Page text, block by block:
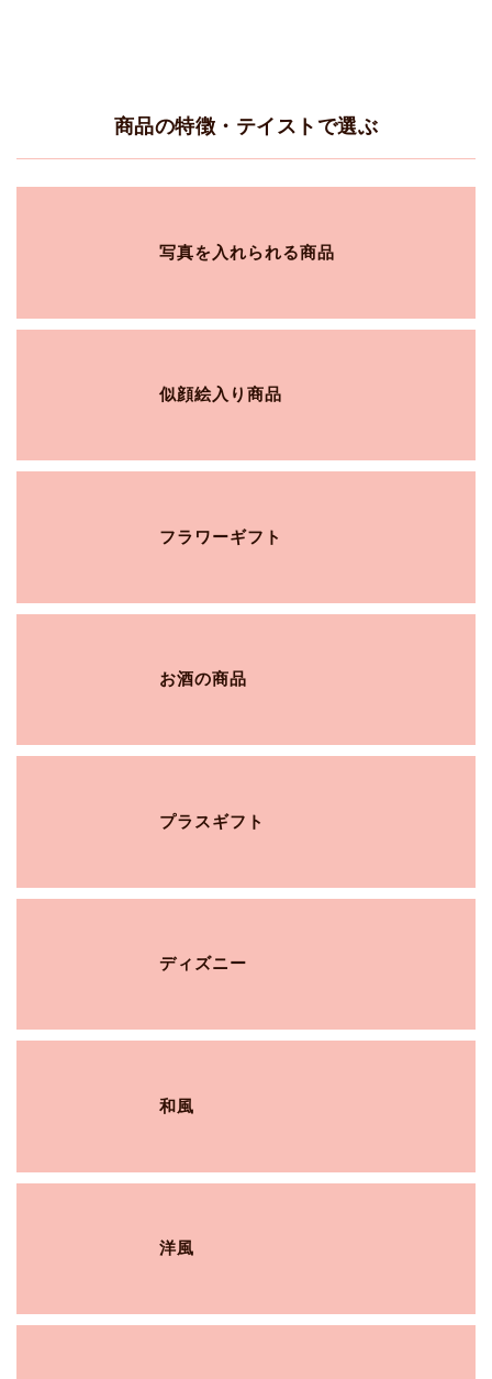
商品の特徴・テイストで選ぶ
写真を入れられる商品
似顔絵入り商品
フラワーギフト
お酒の商品
プラスギフト
ディズニー
和風
洋風